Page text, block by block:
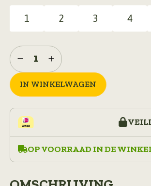
€ 3,95
1 2 3 4
embleem
geweer
aantal
IN WINKELWAGEN
OP VOORRAAD IN DE